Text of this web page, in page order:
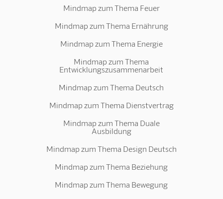
Mindmap zum Thema Feuer
Mindmap zum Thema Ernährung
Mindmap zum Thema Energie
Mindmap zum Thema
Entwicklungszusammenarbeit
Mindmap zum Thema Deutsch
Mindmap zum Thema Dienstvertrag
Mindmap zum Thema Duale
Ausbildung
Mindmap zum Thema Design Deutsch
Mindmap zum Thema Beziehung
Mindmap zum Thema Bewegung